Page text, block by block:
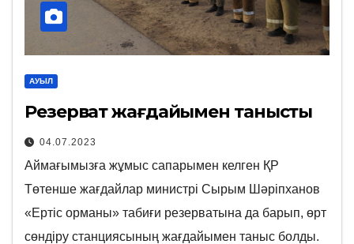
АУЫЛ
Резерват жағдайымен танысты
04.07.2023
Аймағымызға жұмыс сапарымен келген ҚР
Төтенше жағдайлар министрі Сырым Шәріпханов
«Ертіс орманы» табиғи резерватына да барып, өрт
сөндіру станциясының жағдайымен таныс болды.